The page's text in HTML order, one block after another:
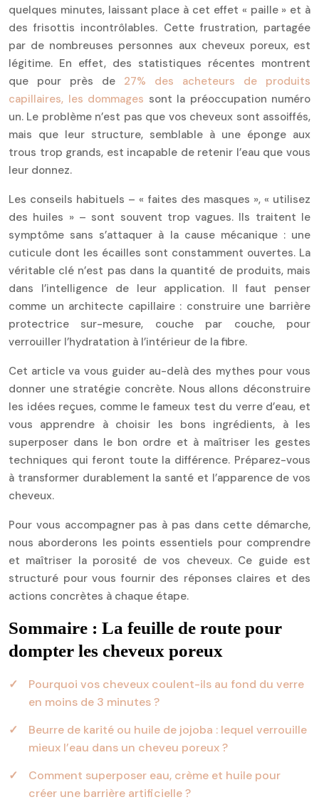
quelques minutes, laissant place à cet effet « paille » et à
des frisottis incontrôlables. Cette frustration, partagée
par de nombreuses personnes aux cheveux poreux, est
légitime. En effet, des statistiques récentes montrent
que pour près de 27% des acheteurs de produits
capillaires, les dommages sont la préoccupation numéro
un. Le problème n’est pas que vos cheveux sont assoiffés,
mais que leur structure, semblable à une éponge aux
trous trop grands, est incapable de retenir l’eau que vous
leur donnez.
Les conseils habituels – « faites des masques », « utilisez
des huiles » – sont souvent trop vagues. Ils traitent le
symptôme sans s’attaquer à la cause mécanique : une
cuticule dont les écailles sont constamment ouvertes. La
véritable clé n’est pas dans la quantité de produits, mais
dans l’intelligence de leur application. Il faut penser
comme un architecte capillaire : construire une barrière
protectrice sur-mesure, couche par couche, pour
verrouiller l’hydratation à l’intérieur de la fibre.
Cet article va vous guider au-delà des mythes pour vous
donner une stratégie concrète. Nous allons déconstruire
les idées reçues, comme le fameux test du verre d’eau, et
vous apprendre à choisir les bons ingrédients, à les
superposer dans le bon ordre et à maîtriser les gestes
techniques qui feront toute la différence. Préparez-vous
à transformer durablement la santé et l’apparence de vos
cheveux.
Pour vous accompagner pas à pas dans cette démarche,
nous aborderons les points essentiels pour comprendre
et maîtriser la porosité de vos cheveux. Ce guide est
structuré pour vous fournir des réponses claires et des
actions concrètes à chaque étape.
Sommaire : La feuille de route pour
dompter les cheveux poreux
Pourquoi vos cheveux coulent-ils au fond du verre
en moins de 3 minutes ?
Beurre de karité ou huile de jojoba : lequel verrouille
mieux l’eau dans un cheveu poreux ?
Comment superposer eau, crème et huile pour
créer une barrière artificielle ?